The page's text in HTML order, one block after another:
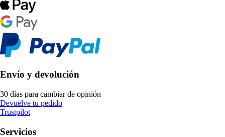
Envío y devolución
30 días para cambiar de opinión
Devuelve tu pedido
Trustpilot
Servicios